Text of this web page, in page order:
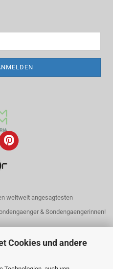
Cookies und andere
weltweit angesagtesten
& Sondengaengerinnen!